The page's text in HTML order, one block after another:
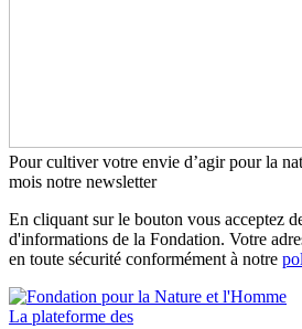
Pour cultiver votre envie d’agir pour la
mois notre newsletter
En cliquant sur le bouton vous acceptez
d'informations de la Fondation. Votre
en toute sécurité conformément à notre
La plateforme des